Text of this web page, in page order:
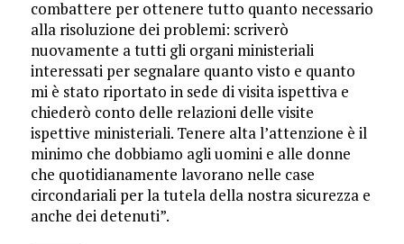
combattere per ottenere tutto quanto necessario
alla risoluzione dei problemi: scriverò
nuovamente a tutti gli organi ministeriali
interessati per segnalare quanto visto e quanto
mi è stato riportato in sede di visita ispettiva e
chiederò conto delle relazioni delle visite
ispettive ministeriali. Tenere alta l’attenzione è il
minimo che dobbiamo agli uomini e alle donne
che quotidianamente lavorano nelle case
circondariali per la tutela della nostra sicurezza e
anche dei detenuti”.